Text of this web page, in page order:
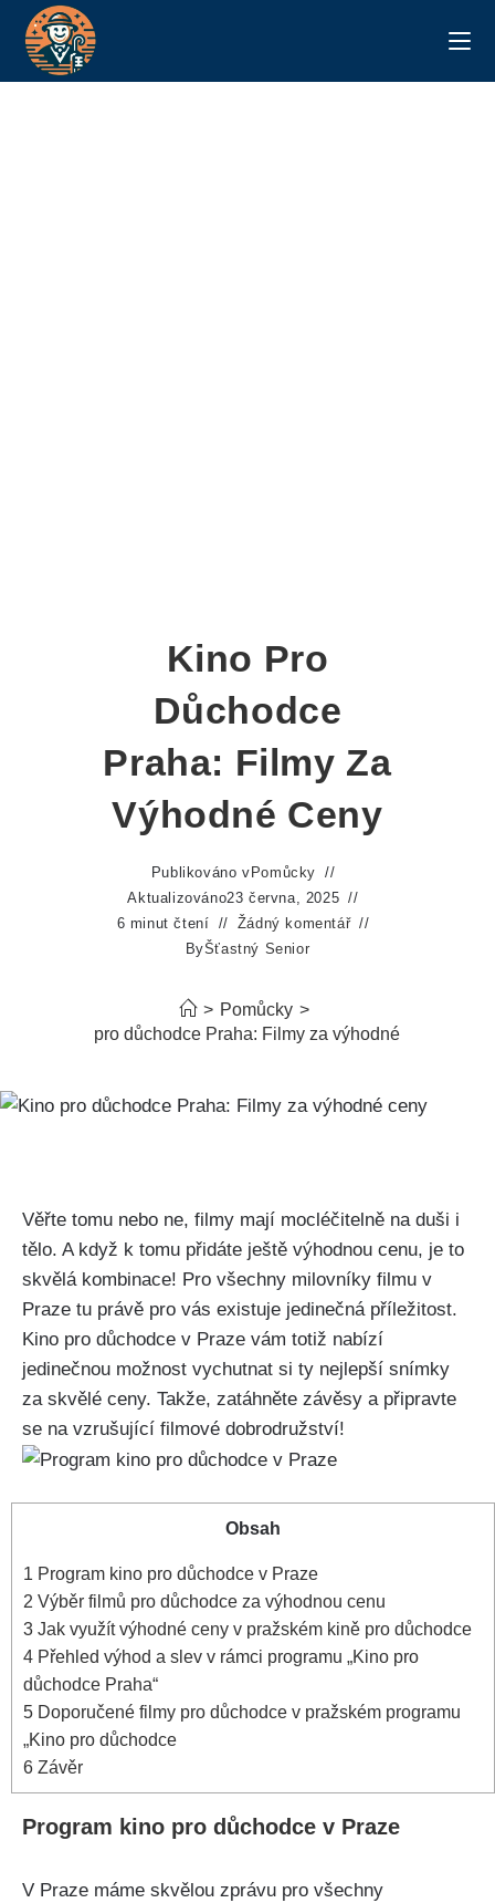
Kino Pro
Důchodce
Praha: Filmy Za
Výhodné Ceny
Publikováno v Pomůcky
Aktualizováno23 června, 2025
6 minut čtení
Žádný komentář
ByŠťastný Senior
> Pomůcky >
Kino pro důchodce Praha: Filmy za výhodné ceny
Věřte tomu nebo ne, filmy mají mocléčitelně na duši i
tělo. A když k tomu přidáte ještě výhodnou cenu, je to
skvělá kombinace! Pro všechny milovníky filmu v
Praze tu právě pro vás existuje jedinečná příležitost.
Kino pro důchodce v Praze vám totiž nabízí
jedinečnou možnost vychutnat si ty nejlepší snímky
za skvělé ceny. Takže, zatáhněte závěsy a připravte
se na vzrušující filmové dobrodružství!
Obsah
1 Program kino pro důchodce v Praze
2 Výběr filmů pro důchodce za výhodnou cenu
3 Jak využít výhodné ceny v pražském kině pro důchodce
4 Přehled výhod a slev v rámci programu „Kino pro
důchodce Praha“
5 Doporučené filmy pro důchodce v pražském programu
„Kino pro důchodce
6 Závěr
Program kino pro důchodce v Praze
V Praze máme skvělou zprávu pro všechny